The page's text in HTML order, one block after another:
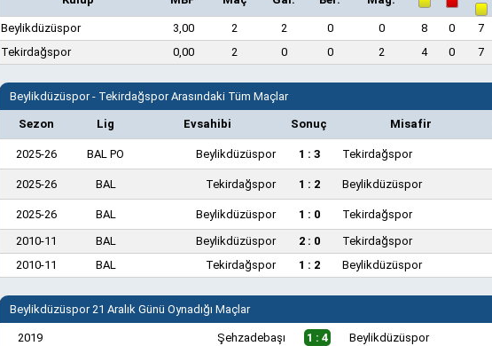
Beylikdüzüspor 3,00 2 2 0 0 8 0 7
Tekirdağspor
0,00 2 0 0 2 4 0 7
Beylikdüzüspor - Tekirdağspor Arasındaki Tüm Maçlar
Sezon Lig Evsahibi Sonuç Misafir
2025-26 BAL PO Beylikdüzüspor 1 : 3 Tekirdağspor
2025-26 BAL Tekirdağspor 1 : 2 Beylikdüzüspor
2025-26 BAL Beylikdüzüspor 1 : 0
Tekirdağspor
2010-11
BAL Beylikdüzüspor 2 : 0
Tekirdağspor
2010-11
BAL Tekirdağspor 1 : 2 Beylikdüzüspor
Beylikdüzüspor 21 Aralık Günü Oynadığı Maçlar
2019 Şehzadebaşı 1 : 4 Beylikdüzüspor